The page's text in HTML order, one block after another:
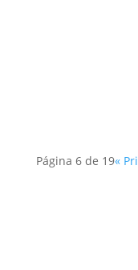
Página 6 de 19«